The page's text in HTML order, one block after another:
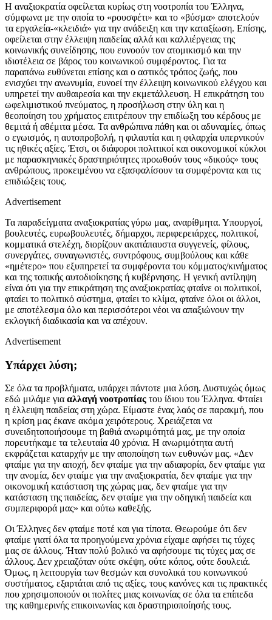
Η αναξιοκρατία οφείλεται κυρίως στη νοοτροπία του Έλληνα,
σύμφωνα με την οποία το «ρουσφέτι» και το «βύσμα» αποτελούν
τα εργαλεία-«κλειδιά» για την ανάδειξη και την καταξίωση. Επίσης,
οφείλεται στην έλλειψη παιδείας αλλά και καλλιέργειας της
κοινωνικής συνείδησης, που ευνοούν τον ατομικισμό και την
ιδιοτέλεια σε βάρος του κοινωνικού συμφέροντος. Για τα
παραπάνω ευθύνεται επίσης και ο αστικός τρόπος ζωής, που
ενισχύει την ανωνυμία, ευνοεί την έλλειψη κοινωνικού ελέγχου και
υπηρετεί την αυθαιρεσία και την εκμετάλλευση. Η επικράτηση του
ωφελιμιστικού πνεύματος, η προσήλωση στην ύλη και η
θεοποίηση του χρήματος επιτρέπουν την επιδίωξη του κέρδους με
θεμιτά ή αθέμιτα μέσα. Τα ανθρώπινα πάθη και οι αδυναμίες, όπως
ο εγωισμός, η αυτοπροβολή, η φιλαυτία και η φιλαρχία υπερνικούν
τις ηθικές αξίες. Έτσι, οι διάφοροι πολιτικοί και οικονομικοί κύκλοι
με παρασκηνιακές δραστηριότητες προωθούν τους «δικούς» τους
ανθρώπους, προκειμένου να εξασφαλίσουν τα συμφέροντα και τις
επιδιώξεις τους.
Advertisement
Τα παραδείγματα αναξιοκρατίας γύρω μας, αναρίθμητα. Υπουργοί,
βουλευτές, ευρωβουλευτές, δήμαρχοι, περιφερειάρχες, πολιτικοί,
κομματικά στελέχη, διορίζουν ακατάπαυστα συγγενείς, φίλους,
συνεργάτες, συναγωνιστές, συντρόφους, συμβούλους και κάθε
«ημέτερο» που εξυπηρετεί τα συμφέροντα του κόμματος/κινήματος
και της τοπικής αυτοδιοίκησης ή κυβέρνησης. Η γενική αντίληψη
είναι ότι για την επικράτηση της αναξιοκρατίας φταίνε οι πολιτικοί,
φταίει το πολιτικό σύστημα, φταίει το κλίμα, φταίνε όλοι οι άλλοι,
με αποτέλεσμα όλο και περισσότεροι νέοι να απαξιώνουν την
εκλογική διαδικασία και να απέχουν.
Advertisement
Υπάρχει λύση;
Σε όλα τα προβλήματα, υπάρχει πάντοτε μια λύση. Δυστυχώς όμως
εδώ μιλάμε για αλλαγή νοοτροπίας του ίδιου του Έλληνα. Φταίει
η έλλειψη παιδείας στη χώρα. Είμαστε ένας λαός σε παρακμή, που
η κρίση μας έκανε ακόμα χειρότερους. Χρειάζεται να
συνειδητοποιήσουμε τη βαθιά ανωριμότητά μας, με την οποία
πορευτήκαμε τα τελευταία 40 χρόνια. Η ανωριμότητα αυτή
εκφράζεται καταρχήν με την αποποίηση των ευθυνών μας. «Δεν
φταίμε για την αποχή, δεν φταίμε για την αδιαφορία, δεν φταίμε για
την ανομία, δεν φταίμε για την αναξιοκρατία, δεν φταίμε για την
οικονομική κατάσταση της χώρας μας, δεν φταίμε για την
κατάσταση της παιδείας, δεν φταίμε για την οδηγική παιδεία και
συμπεριφορά μας» και ούτω καθεξής.
Οι Έλληνες δεν φταίμε ποτέ και για τίποτα. Θεωρούμε ότι δεν
φταίμε γιατί όλα τα προηγούμενα χρόνια είχαμε αφήσει τις τύχες
μας σε άλλους. Ήταν πολύ βολικό να αφήσουμε τις τύχες μας σε
άλλους. Δεν χρειαζόταν ούτε σκέψη, ούτε κόπος, ούτε δουλειά.
Όμως, η λειτουργία των θεσμών και συνολικά του κοινωνικού
συστήματος, εξαρτάται από τις αξίες, τους κανόνες και τις πρακτικές
που χρησιμοποιούν οι πολίτες μιας κοινωνίας σε όλα τα επίπεδα
της καθημερινής επικοινωνίας και δραστηριοποίησής τους.